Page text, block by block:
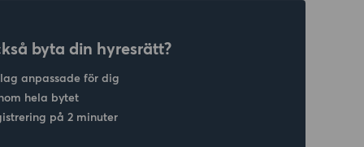
byta din hyresrätt?
anpassade för dig
hela bytet
på 2 minuter